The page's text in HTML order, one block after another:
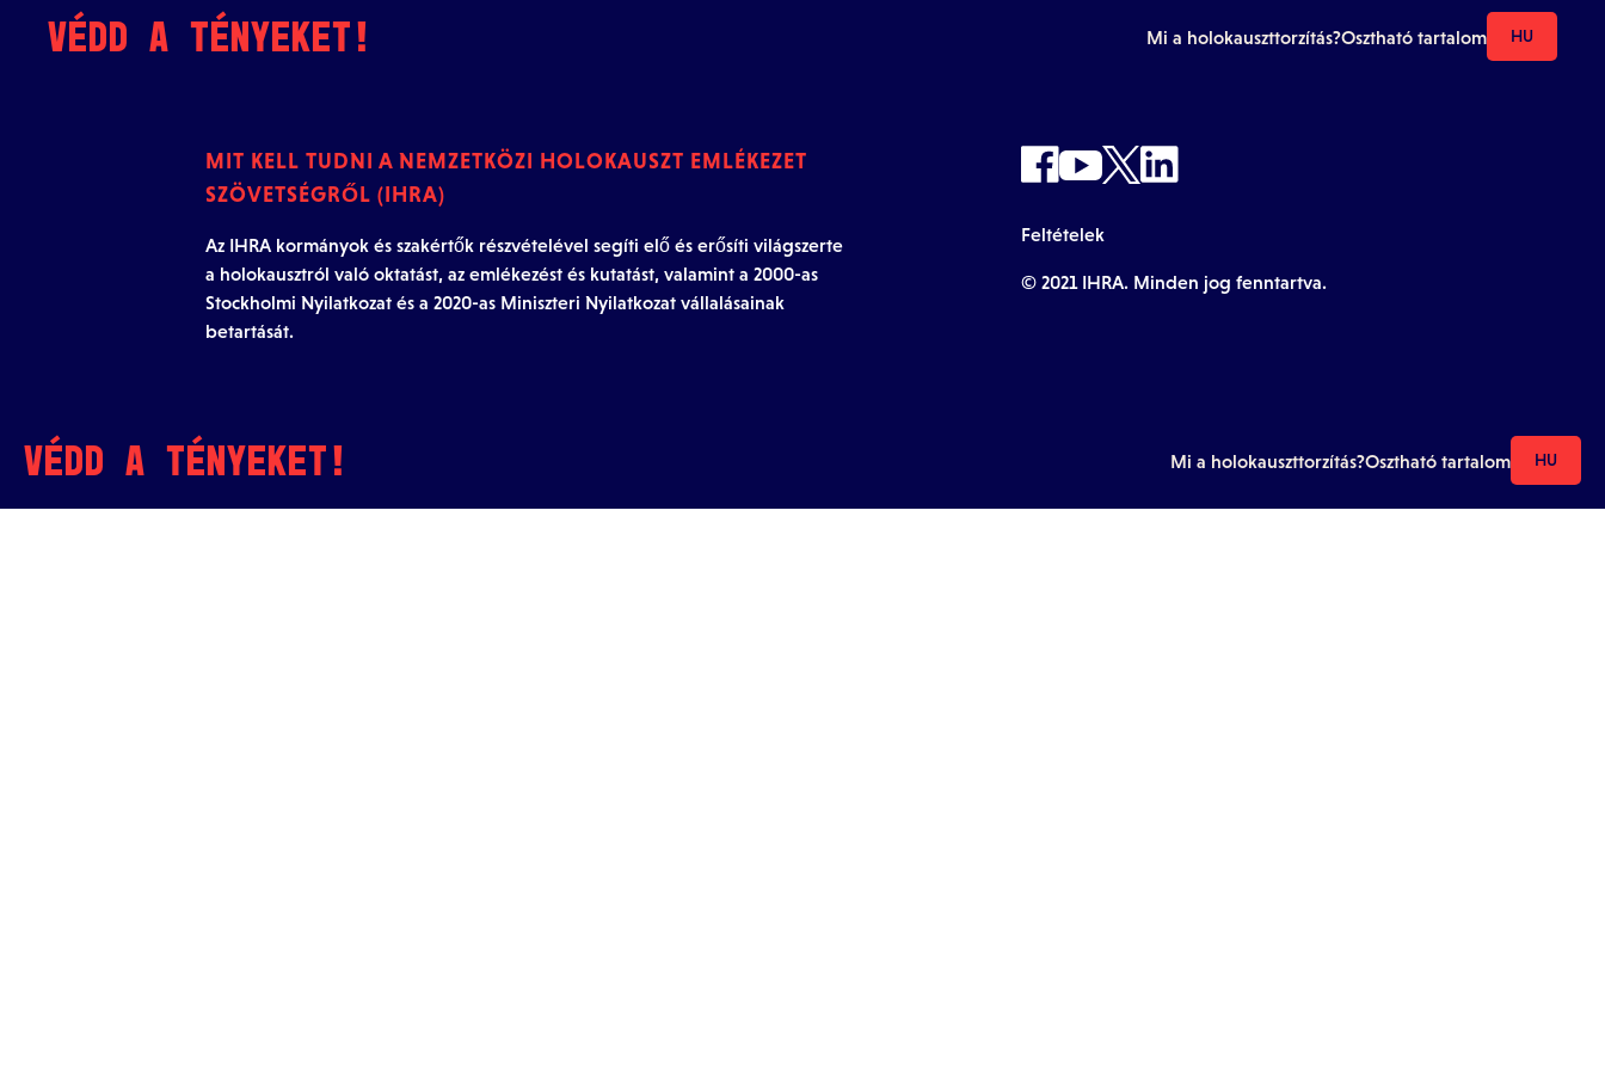
Skip to content
VÉDD A TÉNYEKET! Mi a holokauszttorzítás?Osztható tartalom HU
MIT KELL TUDNI A NEMZETKÖZI HOLOKAUSZT EMLÉKEZET
SZÖVETSÉGRŐL (IHRA)
Az IHRA kormányok és szakértők részvételével segíti elő és erősíti világszerte
a holokausztról való oktatást, az emlékezést és kutatást, valamint a 2000-as
Stockholmi Nyilatkozat és a 2020-as Miniszteri Nyilatkozat vállalásainak
betartását.
Feltételek
© 2021 IHRA. Minden jog fenntartva.
VÉDD A TÉNYEKET! Mi a holokauszttorzítás?Osztható tartalom HU